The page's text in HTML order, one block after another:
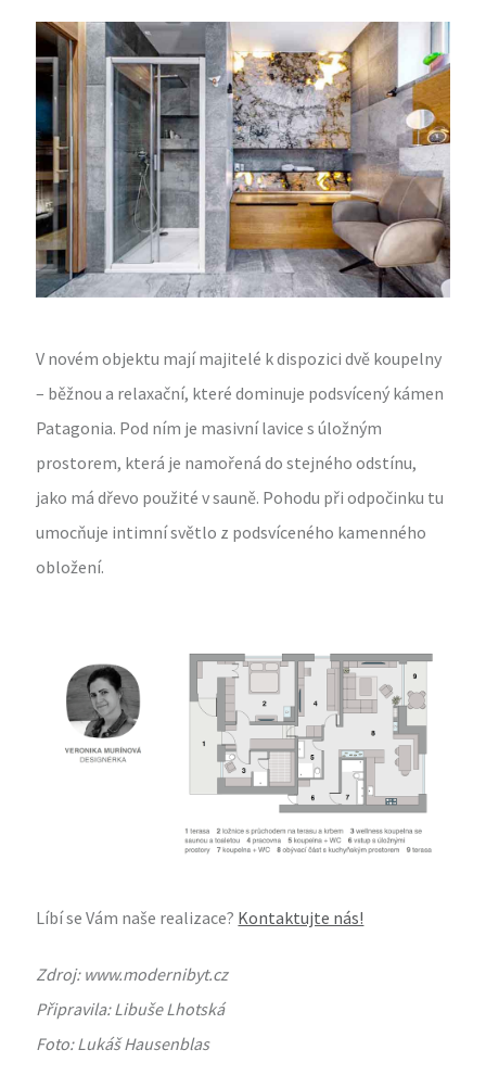
V novém objektu mají majitelé k dispozici dvě koupelny
– běžnou a relaxační, které dominuje podsvícený kámen
Patagonia. Pod ním je masivní lavice s úložným
prostorem, která je namořená do stejného odstínu,
jako má dřevo použité v sauně. Pohodu při odpočinku tu
umocňuje intimní světlo z podsvíceného kamenného
obložení.
Líbí se Vám naše realizace? Kontaktujte nás!
Zdroj: www.modernibyt.cz
Připravila: Libuše Lhotská
Foto: Lukáš Hausenblas